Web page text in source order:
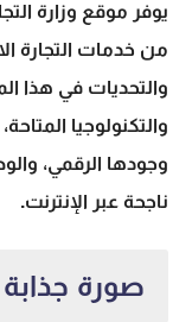
يوفر موقع وزارة
من خدمات التجارة
والتحديات في هذا
والتكنولوجيا
وجودها الرقمي،
ناجحة عبر الإنترنت.
صورة جذابة